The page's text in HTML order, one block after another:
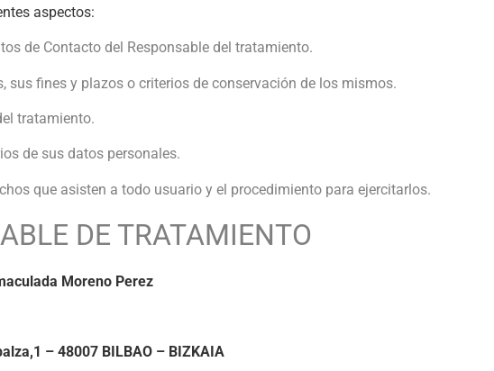
aspectos:
de Contacto del Responsable del tratamiento.
sus fines y plazos o criterios de conservación de los mismos.
tratamiento.
de sus datos personales.
que asisten a todo usuario y el procedimiento para ejercitarlos.
DE TRATAMIENTO
Moreno Perez
– 48007 BILBAO – BIZKAIA